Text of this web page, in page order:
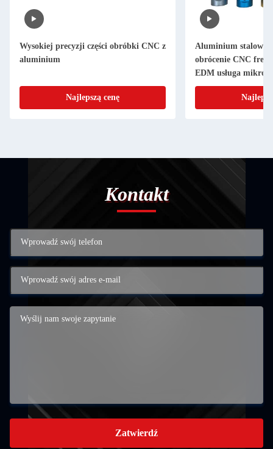
Wysokiej precyzji części obróbki CNC z
aluminium
Najlepszą cenę
Aluminium stalowe
obrócenie CNC
EDM usługa
Kontakt
Zatwierdź